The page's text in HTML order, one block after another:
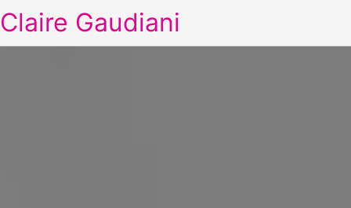
Claire Gaudiani